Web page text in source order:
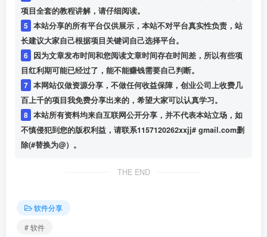
项目全套的教程讲解，请仔细阅读。
5 本站分享的所有平台仅供展示，本站不对平台真实性负责，站
长建议大家自己根据项目关键词自己选择平台。
6 因为文章发布时间和您阅读文章时间存在时间差，所以有些项
目红利期可能已经过了，能不能赚钱需要自己判断。
7 本网站仅做资源分享，不做任何收益保障，创业公司上收费几
百上千的项目我免费分享出来的，希望大家可以认真学习。
8 本站所有资料均来自互联网公开分享，并不代表本站立场，如
不慎侵犯到您的版权利益，请联系1157120262xxjj# gmail.com删
除(#替换为@）。
THE END
软件分享
# 软件